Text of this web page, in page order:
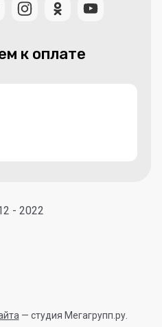
к оплате
- 2022
— студия Мегагрупп.ру.